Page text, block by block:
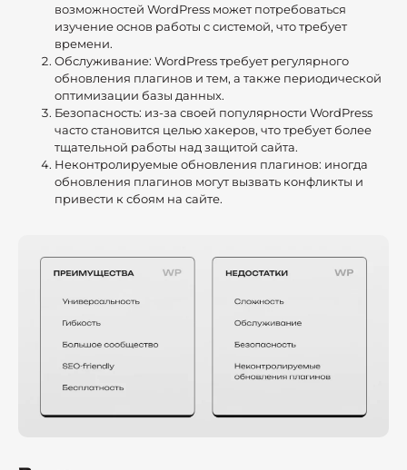
возможностей WordPress может потребоваться
изучение основ работы с системой, что требует
времени.
Обслуживание: WordPress требует регулярного
обновления плагинов и тем, а также периодической
оптимизации базы данных.
Безопасность: из-за своей популярности WordPress
часто становится целью хакеров, что требует более
тщательной работы над защитой сайта.
Неконтролируемые обновления плагинов: иногда
обновления плагинов могут вызвать конфликты и
привести к сбоям на сайте.